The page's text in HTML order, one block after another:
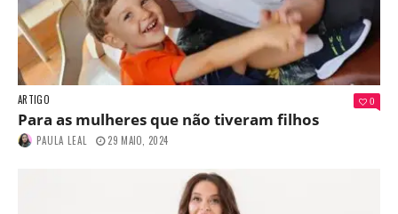
ARTIGO 0
Para as mulheres que não tiveram filhos
PAULA LEAL 29 MAIO, 2024